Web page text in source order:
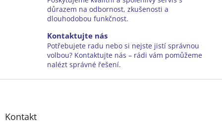
r
v
v
ý
p
s
důrazem na odbornost, zkušenosti a
dlouhodobou funkčnost.
Kontaktujte nás
Potřebujete radu nebo si nejste jistí správnou
volbou? Kontaktujte nás – rádi vám pomůžeme
nalézt správné řešení.
Z
Kontakt